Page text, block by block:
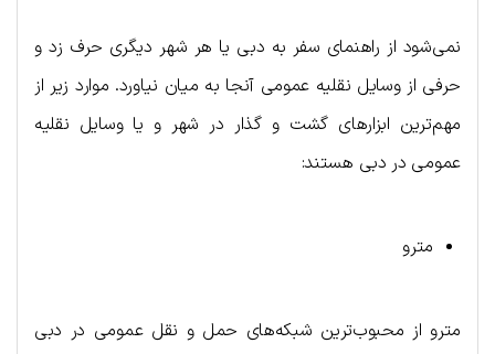
نمی‌شود از راهنمای سفر به دبی یا هر شهر دیگری حرف زد و
حرفی از وسایل نقلیه عمومی آنجا به میان نیاورد. موارد زیر از
مهم‌ترین ابزارهای گشت و گذار در شهر و یا وسایل نقلیه
عمومی در دبی هستند:
مترو
مترو از محبوب‌ترین شبکه‌های حمل و نقل عمومی در دبی